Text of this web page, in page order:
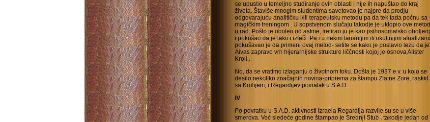
se upustio u temeljno studiranje ovih oblasti i nije ih napuštao do kraj
života. Štaviše mnogim studentima savetovao je najpre da prodju
odgovarajuću analitičku i/ili terapeutsku metodu pa da tek tada počnu sa
magičkim treningom . U sopstvenom slučaju takodje je uklopio ove
u rad. Pošto je oboleo od astme, tretirao ju je kao psihosomatsko
i pokušao da je tako i izleči. Pa i u nekim tananijim ili okultnijim
pokušavao je da primeni ovaj metod- setite se kako je postavio tezu da je
Aivas zapravo vrh hijerarhijske strukture liččnosti kojoj je osnova Alister
Kroli..
No, da se vratimo izlaganju o životnom toku. Došla je 1937.e.v. u kojo se
desilo nekoliko značajnih novina-priprema za štampu Zlatne Zore, raskid
sa Krolijem, i Regardijev povratak u S.A.D.
IV
Po povratku u S.A.D. aktivnosti Izraela Regardija razvile su se u više
smerova. Već sledeće godine štampao je Srednji Stub , takodje jedan od